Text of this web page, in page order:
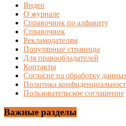
Видео
О журнале
Справочник по алфавиту
Справочник
Рекламодателям
Популярные страницы
Для правообладателей
Контакты
Согласие на обработку
Политика
Пользовательское соглашение
Важные разделы